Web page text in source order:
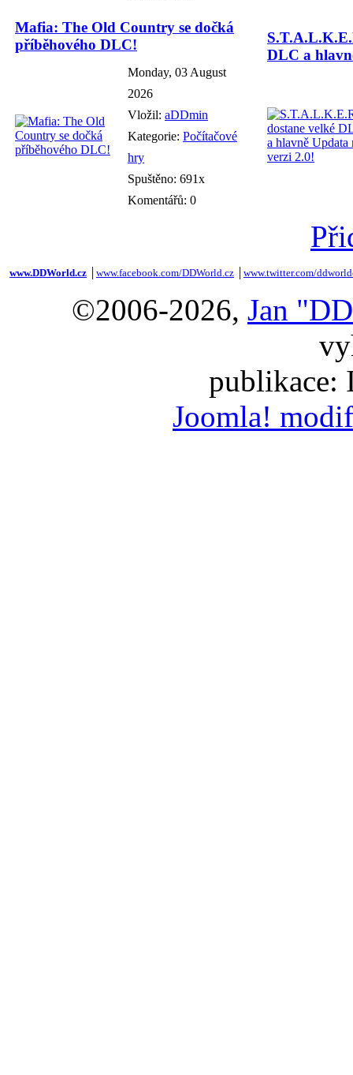
Mafia: The Old Country se dočká
příběhového DLC!
Monday, 03 August
2026
Vložil: aDDmin
Kategorie: Počítačové
hry
Spuštěno: 691x
Komentářů: 0
DLC a
www.DDWorld.cz www.facebook.com/DDWorld.cz www.twitter.com/
©2006-2026, Jan
publikace:
Joomla!